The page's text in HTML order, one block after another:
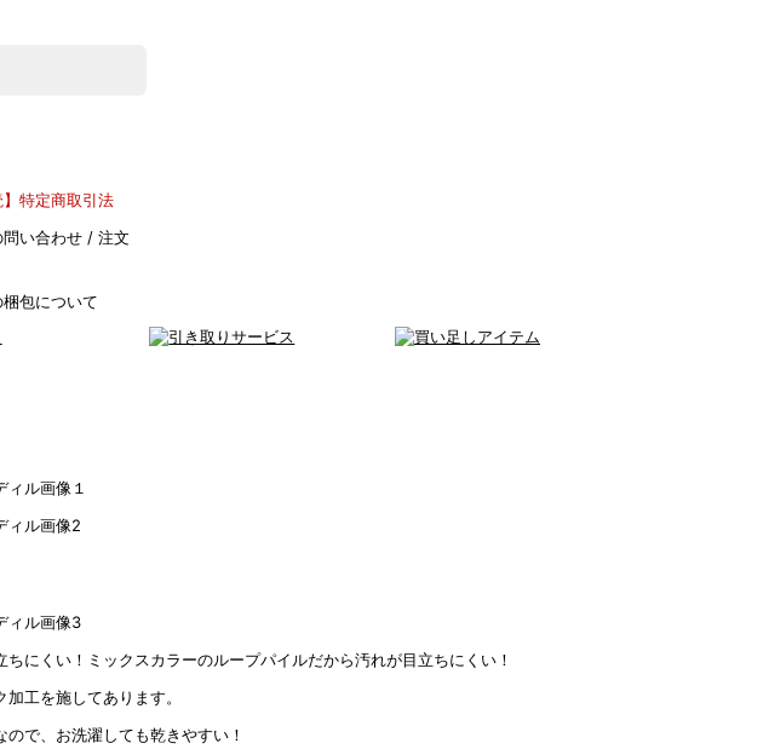
】特定商取引法
問い合わせ / 注文
梱包について
ミックスカラーのループパイルだから汚れが目立ちにくい！
加工を施してあります。
ので、お洗濯しても乾きやすい！